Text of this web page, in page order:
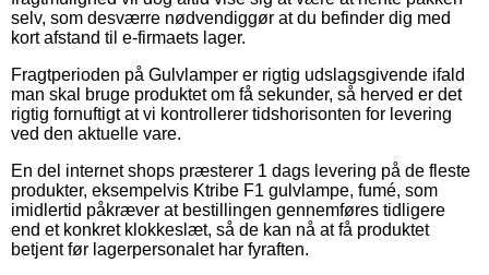
selv, som desværre nødvendiggør at du befinder dig med
kort afstand til e-firmaets lager.
Fragtperioden på Gulvlamper er rigtig udslagsgivende ifald
man skal bruge produktet om få sekunder, så herved er det
rigtig fornuftigt at vi kontrollerer tidshorisonten for levering
ved den aktuelle vare.
En del internet shops præsterer 1 dags levering på de fleste
produkter, eksempelvis Ktribe F1 gulvlampe, fumé, som
imidlertid påkræver at bestillingen gennemføres tidligere
end et konkret klokkeslæt, så de kan nå at få produktet
betjent før lagerpersonalet har fyraften.